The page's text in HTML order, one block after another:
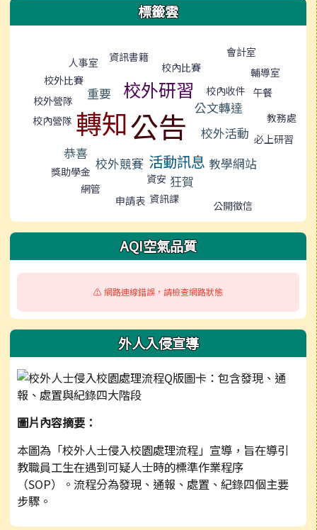
標籤雲
人事室 資訊書籍
會計室
校外比賽
校內比賽
輔導室
校外營隊
重要 校外研習 校內收件 午餐
轉知公告 公文轉達
校內營隊
校外活動
教務處
恭喜
必上研習
獎助學金 校外競賽 活動訊息 教學網站
網管
資安 狂賀
申請表 資訊課
公開徵信
AQI空氣品質
⚠️ 網路連線錯誤，請檢查網路狀態
外人入侵宣導
圖片內容摘要：
本圖為「校外人士侵入校園處理流程」宣導，旨在導引
教職員工生在遇到可疑人士時的標準作業程序
（SOP）。流程分為發現、通報、處置、紀錄四個主要
步驟。